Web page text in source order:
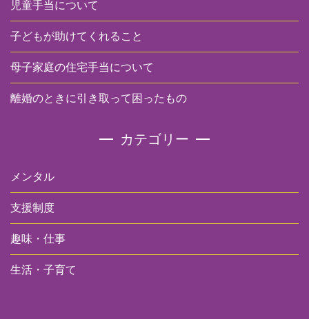
児童手当について
子どもが助けてくれること
母子家庭の住宅手当について
離婚のときに引き取って困ったもの
カテゴリー
メンタル
支援制度
趣味・仕事
生活・子育て